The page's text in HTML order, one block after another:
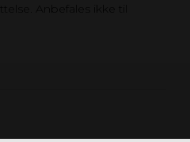
Anbefales ikke til